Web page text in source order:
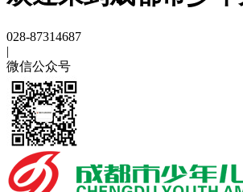
028-87314687
|
微信公众号